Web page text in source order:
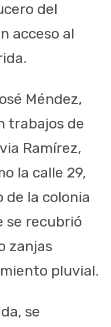
del
acceso al
Méndez,
trabajos de
Ramírez,
la calle 29,
de la colonia
se recubrió
zanjas
pluvial.
se